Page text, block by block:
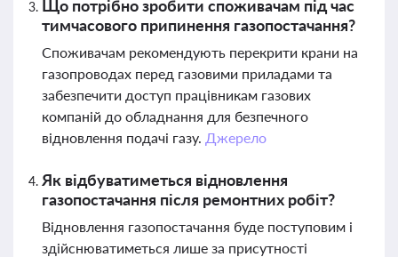
Що потрібно зробити споживачам під час
тимчасового припинення газопостачання?
Споживачам рекомендують перекрити крани на
газопроводах перед газовими приладами та
забезпечити доступ працівникам газових
компаній до обладнання для безпечного
відновлення подачі газу. Джерело
Як відбуватиметься відновлення
газопостачання після ремонтних робіт?
Відновлення газопостачання буде поступовим і
здійснюватиметься лише за присутності